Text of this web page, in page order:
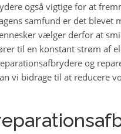
også vigtige for at
samfund er det blevet
vælger derfor at
til en konstant strøm af
og
vi bidrage til at reducere